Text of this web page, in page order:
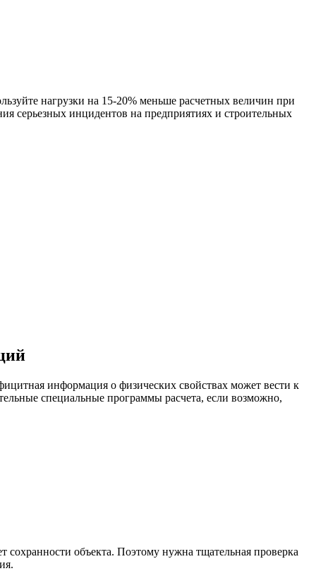
нагрузки на 15-20% меньше расчетных величин при
серьезных инцидентов на предприятиях и строительных
информация о физических свойствах может вести к
специальные программы расчета, если возможно,
объекта. Поэтому нужна тщательная проверка